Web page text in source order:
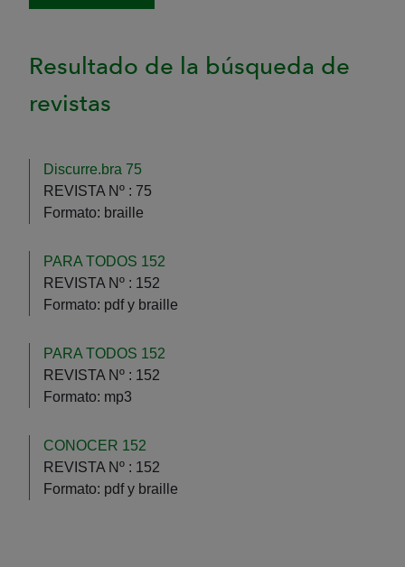
Resultado de la búsqueda de
revistas
Discurre.bra 75
REVISTA Nº : 75
Formato: braille
PARA TODOS 152
REVISTA Nº : 152
Formato: pdf y braille
PARA TODOS 152
REVISTA Nº : 152
Formato: mp3
CONOCER 152
REVISTA Nº : 152
Formato: pdf y braille